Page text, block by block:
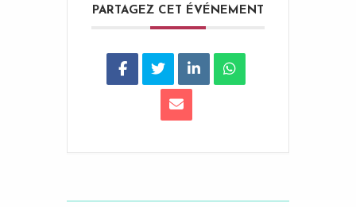
PARTAGEZ CET ÉVÉNEMENT